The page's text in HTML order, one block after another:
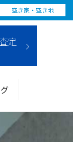
空き家・空き地
定